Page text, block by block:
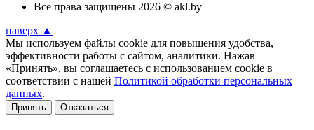
Все права защищены 2026 © akl.by
наверх ▲
Мы используем файлы cookie для повышения удобства,
эффективности работы с сайтом, аналитики. Нажав
«Принять», вы соглашаетесь с использованием cookie в
соответствии с нашей Политикой обработки персональных
данных.
Принять Отказаться